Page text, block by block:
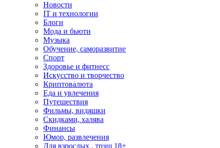
Новости
IT и технологии
Блоги
Мода и бьюти
Музыка
Обучение, саморазвитие
Спорт
Здоровье и фитнесс
Искусство и творчество
Криптовалюта
Еда и увлечения
Путешествия
Фильмы, видяшки
Скидками, халява
Финансы
Юмор, развлечения
Для взрослых , трэш 18+